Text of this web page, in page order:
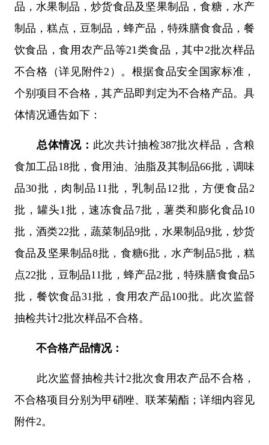
品，水果制品，炒货食品及坚果制品，食糖，水产
制品，糕点，豆制品，蜂产品，特殊膳食食品，餐
饮食品，食用农产品等21类食品，其中2批次样品
不合格（详见附件2）。根据食品安全国家标准，
个别项目不合格，其产品即判定为不合格产品。具
体情况通告如下：
总体情况： 此次共计抽检387批次样品，含粮
食加工品18批，食用油、油脂及其制品66批，调味
品30批，肉制品11批，乳制品12批，方便食品2
批，罐头1批，速冻食品7批，薯类和膨化食品10
批，酒类22批，蔬菜制品9批，水果制品9批，炒货
食品及坚果制品8批，食糖6批，水产制品5批，糕
点22批，豆制品11批，蜂产品2批，特殊膳食食品5
批，餐饮食品31批，食用农产品100批。此次监督
抽检共计2批次样品不合格。
不合格产品情况：
此次监督抽检共计2批次食用农产品不合格，
不合格项目分别为甲硝唑、联苯菊酯；详细内容见
附件2。